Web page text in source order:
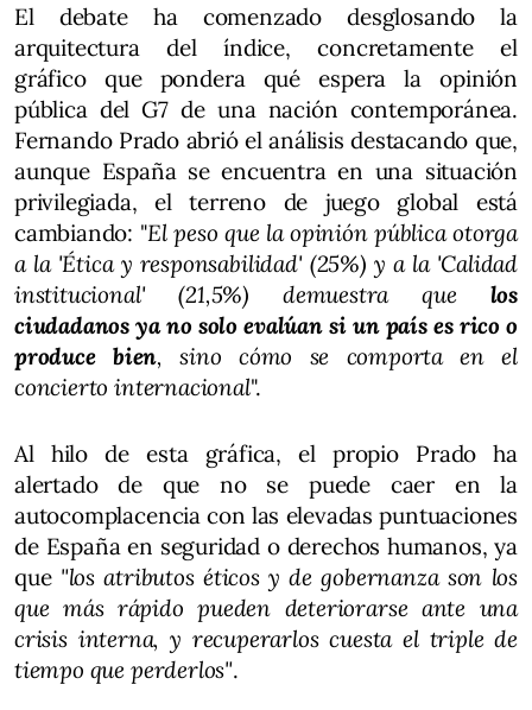
El debate ha comenzado desglosando la
arquitectura del índice, concretamente el
gráfico que pondera qué espera la opinión
pública del G7 de una nación contemporánea.
Fernando Prado abrió el análisis destacando que,
aunque España se encuentra en una situación
privilegiada, el terreno de juego global está
cambiando: "El peso que la opinión pública otorga
a la 'Ética y responsabilidad' (25%) y a la 'Calidad
institucional' (21,5%) demuestra que los
ciudadanos ya no solo evalúan si un país es rico o
produce bien, sino cómo se comporta en el
concierto internacional".
Al hilo de esta gráfica, el propio Prado ha
alertado de que no se puede caer en la
autocomplacencia con las elevadas puntuaciones
de España en seguridad o derechos humanos, ya
que "los atributos éticos y de gobernanza son los
que más rápido pueden deteriorarse ante una
crisis interna, y recuperarlos cuesta el triple de
tiempo que perderlos".